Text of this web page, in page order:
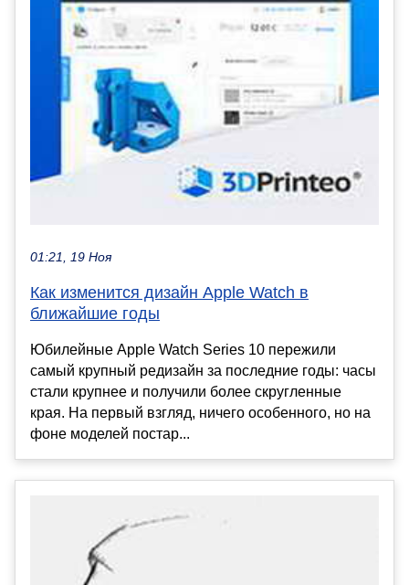
01:21, 19 Ноя
Как изменится дизайн Apple Watch в
ближайшие годы
Юбилейные Apple Watch Series 10 пережили
самый крупный редизайн за последние годы: часы
стали крупнее и получили более скругленные
края. На первый взгляд, ничего особенного, но на
фоне моделей постар...